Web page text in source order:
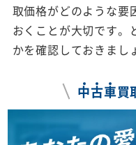
取価格がどのような要
おくことが大切です。
かを確認しておきまし
中古車買